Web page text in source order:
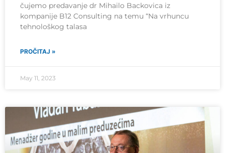
čujemo predavanje dr Mihailo Backovica iz
kompanije B12 Consulting na temu “Na vrhuncu
tehnološkog talasa
PROČITAJ »
May 11, 2023